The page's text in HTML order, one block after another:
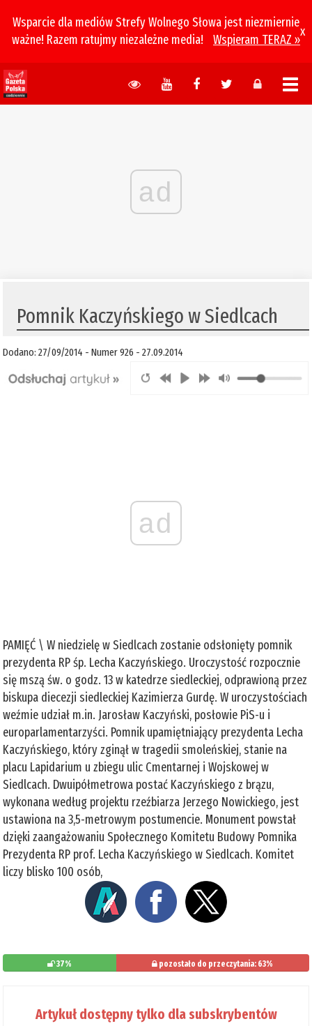
Wsparcie dla mediów Strefy Wolnego Słowa jest niezmiernie
ważne! Razem ratujmy niezależne media!
Wspieram TERAZ »
x
ad
Pomnik Kaczyńskiego w Siedlcach
Dodano: 27/09/2014 - Numer 926 - 27.09.2014
ad
PAMIĘĆ \ W niedzielę w Siedlcach zostanie odsłonięty pomnik
prezydenta RP śp. Lecha Kaczyńskiego. Uroczystość rozpocznie
się mszą św. o godz. 13 w katedrze siedleckiej, odprawioną przez
biskupa diecezji siedleckiej Kazimierza Gurdę. W uroczystościach
weźmie udział m.in. Jarosław Kaczyński, posłowie PiS-u i
europarlamentarzyści. Pomnik upamiętniający prezydenta Lecha
Kaczyńskiego, który zginął w tragedii smoleńskiej, stanie na
placu Lapidarium u zbiegu ulic Cmentarnej i Wojskowej w
Siedlcach. Dwuipółmetrowa postać Kaczyńskiego z brązu,
wykonana według projektu rzeźbiarza Jerzego Nowickiego, jest
ustawiona na 3,5-metrowym postumencie. Monument powstał
dzięki zaangażowaniu Społecznego Komitetu Budowy Pomnika
Prezydenta RP prof. Lecha Kaczyńskiego w Siedlcach. Komitet
liczy blisko 100 osób,
37% pozostało do przeczytania: 63%
Artykuł dostępny tylko dla subskrybentów